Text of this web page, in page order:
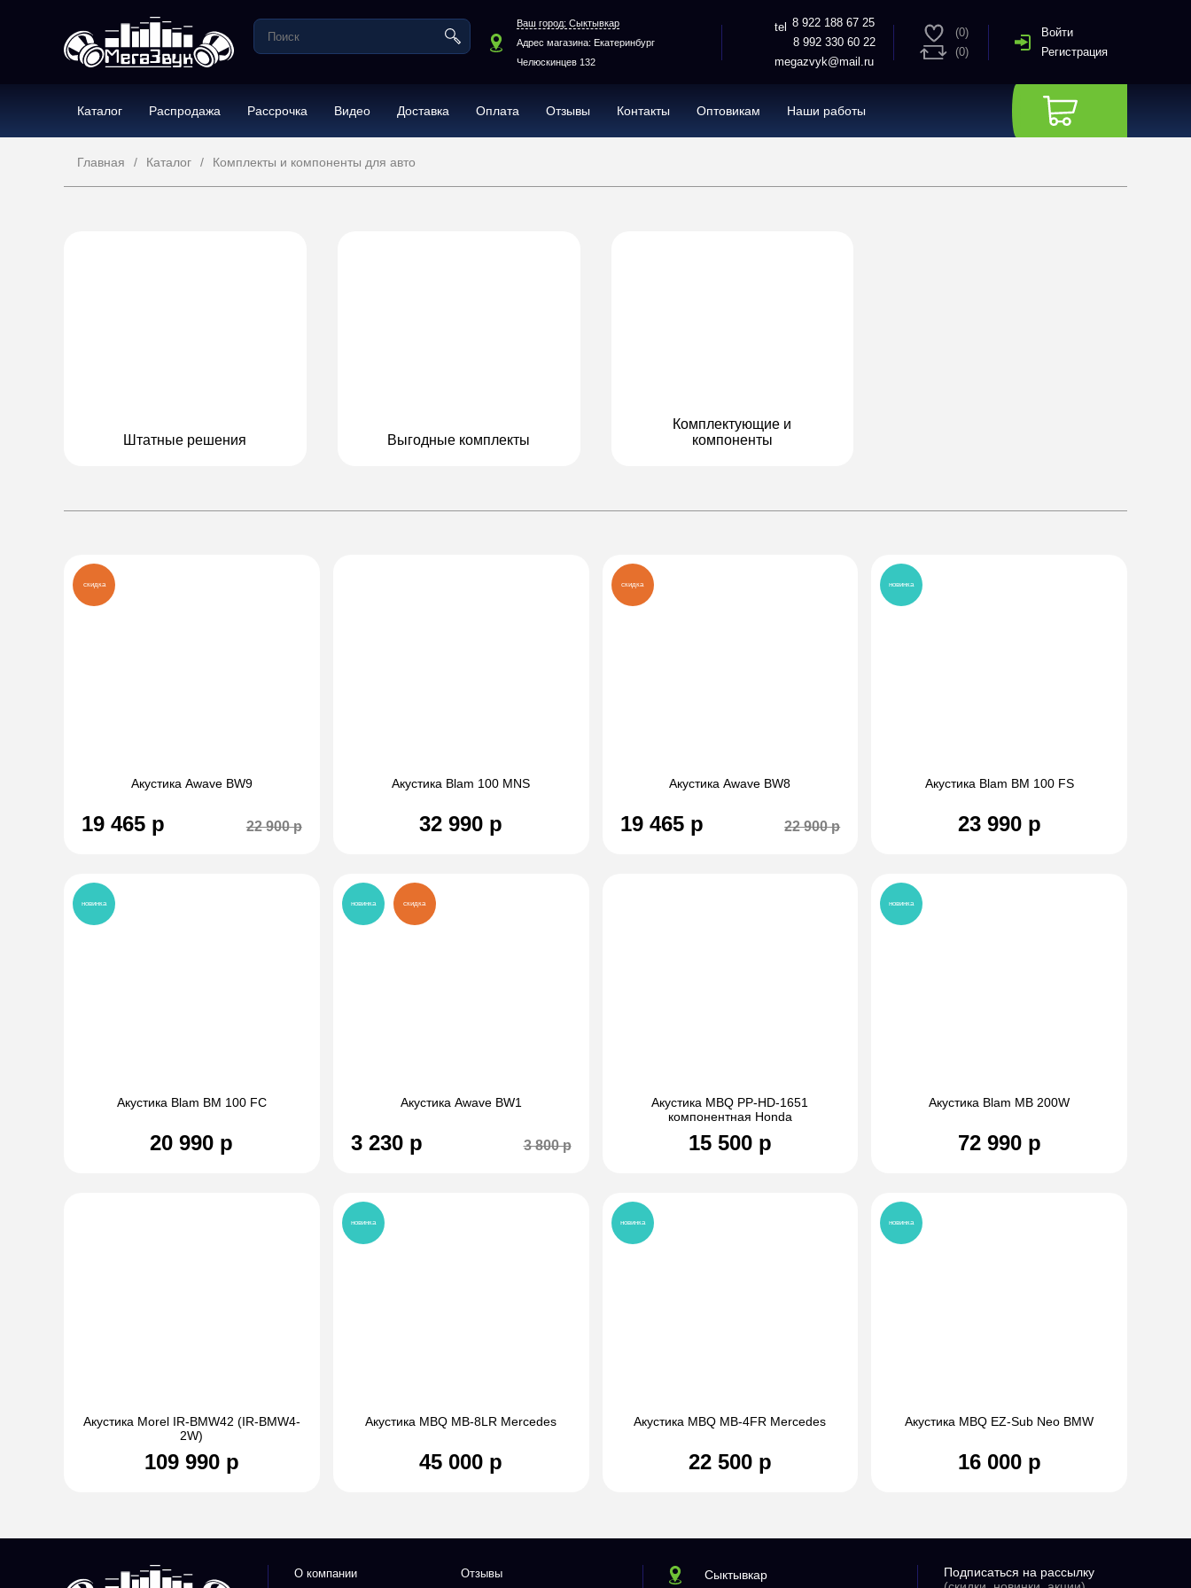
Ваш город: Сыктывкар
Адрес магазина: Екатеринбург
Челюскинцев 132
8 922 188 67 25
8 992 330 60 22
megazvyk@mail.ru
(0)
(0)
Войти
Регистрация
Каталог Распродажа Рассрочка Видео Доставка Оплата Отзывы Контакты Оптовикам Наши работы
Главная Каталог Комплекты и компоненты для авто
Штатные решения Выгодные комплекты
Комплектующие и
компоненты
Акустика Awave BW9
19 465 р 22 900 р
скидка
Акустика Blam 100 MNS
32 990 р
Акустика Awave BW8
19 465 р 22 900 р
скидка
Акустика Blam BM 100 FS
23 990 р
новинка
Акустика Blam BM 100 FC
20 990 р
новинка
Акустика Awave BW1
3 230 р 3 800 р
новинка скидка
Акустика MBQ PP-HD-1651
компонентная Honda
15 500 р
Акустика Blam MB 200W
72 990 р
новинка
Акустика Morel IR-BMW42 (IR-BMW4-
2W)
109 990 р
Акустика MBQ MB-8LR Mercеdеs
45 000 р
новинка
Акустика MBQ MB-4FR Mercеdеs
22 500 р
новинка
Акустика MBQ EZ-Sub Neo BMW
16 000 р
новинка
О компании Отзывы Сыктывкар
Подписаться на рассылку